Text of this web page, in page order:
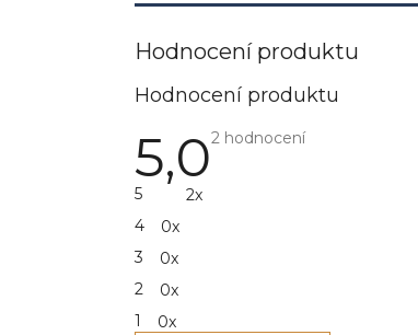
Hodnocení produktu
5,0Průměrné
2 hodnocení
5
2x
4
0x
3
0x
2
0x
1
0x